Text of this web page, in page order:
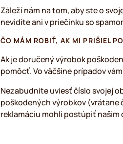
Záleží nám na tom, aby ste o
nevidíte ani v priečinku so
ČO MÁM ROBIŤ, AK MI PRIŠIEL
Ak je doručený výrobok
pomôcť. Vo väčšine prípadov
Nezabudnite uviesť číslo svojej
poškodených výrobkov (vrátane
reklamáciu mohli postúpiť našim